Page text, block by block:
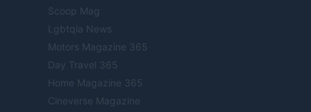
Scoop Mag
Lgbtqia News
Motors Magazine 365
Day Travel 365
Home Magazine 365
Cineverse Magazine